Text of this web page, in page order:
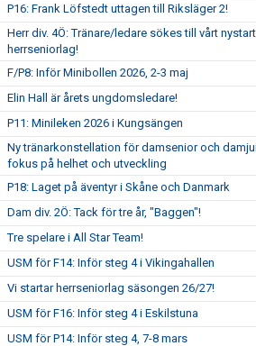
P16: Frank Löfstedt uttagen till Riksläger 2!
Herr div. 4Ö: Tränare/ledare sökes till vårt
herrseniorlag!
F/P8: Inför Minibollen 2026, 2-3 maj
Elin Hall är årets ungdomsledare!
P11: Minileken 2026 i Kungsängen
Ny tränarkonstellation för damsenior och
fokus på helhet och utveckling
P18: Laget på äventyr i Skåne och Danmark
Dam div. 2Ö: Tack för tre år, "Baggen"!
Tre spelare i All Star Team!
USM för F14: Inför steg 4 i Vikingahallen
Vi startar herrseniorlag säsongen 26/27!
USM för F16: Inför steg 4 i Eskilstuna
USM för P14: Inför steg 4, 7-8 mars